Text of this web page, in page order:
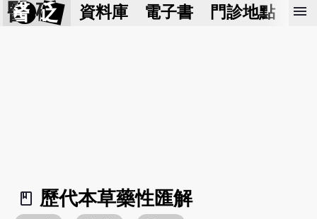
醫 砭 資料庫 電子書 門診地點 預
menu
book_2
歷代本草藥性匯解